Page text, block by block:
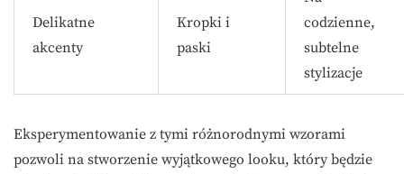
Delikatne
akcenty
Kropki i
paski
codzienne,
subtelne
stylizacje
Eksperymentowanie z tymi różnorodnymi wzorami
pozwoli na stworzenie wyjątkowego looku, który będzie